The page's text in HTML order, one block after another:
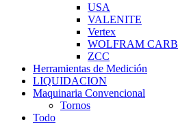
USA
VALENITE
Vertex
WOLFRAM CARB
ZCC
Herramientas de Medición
LIQUIDACION
Maquinaria Convencional
Tornos
Todo